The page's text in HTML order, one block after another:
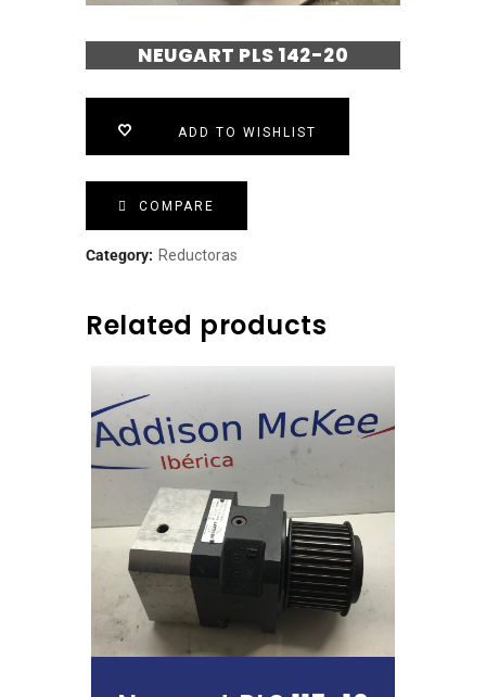
NEUGART PLS 142-20
ADD TO WISHLIST
COMPARE
Category: Reductoras
Related products
Leer Más